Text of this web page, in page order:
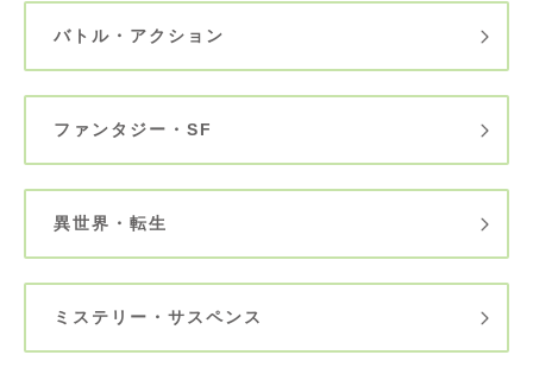
バトル・アクション
ファンタジー・SF
異世界・転生
ミステリー・サスペンス